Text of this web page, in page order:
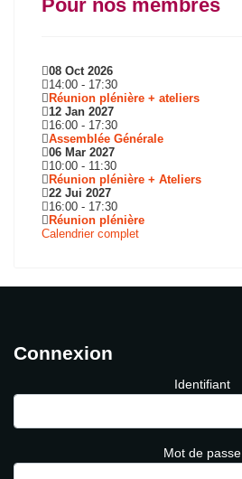
Pour nos membres
08 Oct 2026
14:00 - 17:30
Réunion plénière + ateliers
12 Jan 2027
16:00 - 17:30
Assemblée Générale
06 Mar 2027
10:00 - 11:30
Réunion plénière + Ateliers
22 Jui 2027
16:00 - 17:30
Réunion plénière
Calendrier complet
Connexion
Identifiant
Mot de passe